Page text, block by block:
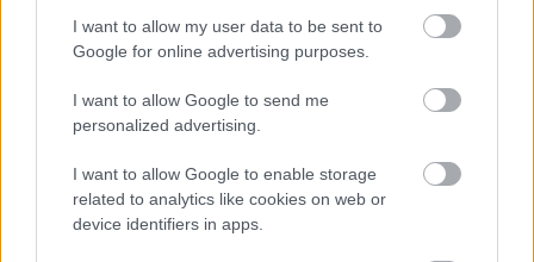
I want to allow my user data to be sent to
Google for online advertising purposes.
I want to allow Google to send me
personalized advertising.
I want to allow Google to enable storage
related to analytics like cookies on web or
device identifiers in apps.
AC MilanvsManchester United2026-08-15 18:00
ELŐZŐ MÉRKŐZÉSEK
Támogatás